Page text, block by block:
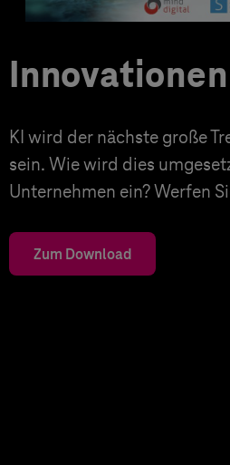
KI wird der nächste große
sein. Wie wird dies
Unternehmen ein? Werfen
Zum Download